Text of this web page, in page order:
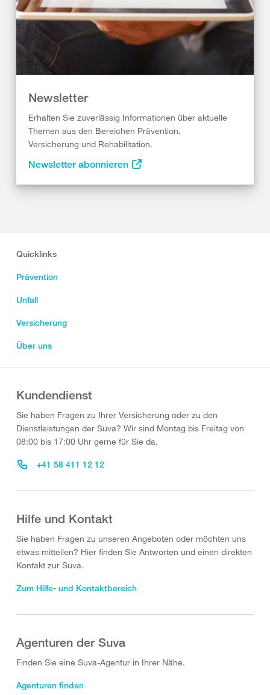
Newsletter
Erhalten Sie zuverlässig Informationen über aktuelle
Themen aus den Bereichen Prävention,
Versicherung und Rehabilitation.
Newsletter abonnieren
Quicklinks
Prävention
Unfall
Versicherung
Über uns
Kundendienst
Sie haben Fragen zu Ihrer Versicherung oder zu den
Dienstleistungen der Suva? Wir sind Montag bis Freitag von
08:00 bis 17:00 Uhr gerne für Sie da.
+41 58 411 12 12
Hilfe und Kontakt
Sie haben Fragen zu unseren Angeboten oder möchten uns
etwas mitteilen? Hier finden Sie Antworten und einen direkten
Kontakt zur Suva.
Zum Hilfe- und Kontaktbereich
Agenturen der Suva
Finden Sie eine Suva-Agentur in Ihrer Nähe.
Agenturen finden